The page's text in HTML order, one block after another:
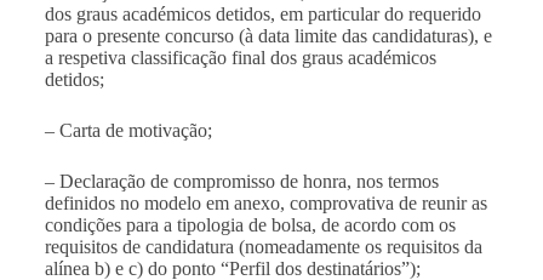
dos graus académicos detidos, em particular do requerido
para o presente concurso (à data limite das candidaturas), e
a respetiva classificação final dos graus académicos
detidos;
– Carta de motivação;
– Declaração de compromisso de honra, nos termos
definidos no modelo em anexo, comprovativa de reunir as
condições para a tipologia de bolsa, de acordo com os
requisitos de candidatura (nomeadamente os requisitos da
alínea b) e c) do ponto “Perfil dos destinatários”);